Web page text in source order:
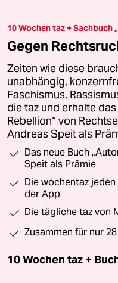
10 Wochen taz +
Gegen
Zeiten wie diese
unabhängig,
Faschismus,
die taz und erhalte
Rebellion“ von
Andreas Speit als
Das neue Buch
Speit als Prämie
Die wochentaz
der App
Die tägliche taz von
Zusammen für nur
10 Wochen taz +